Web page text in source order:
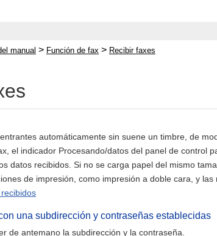
manual > Función de fax > Recibir faxes
automáticamente sin suene un timbre, de
el indicador Procesando/datos del panel de control
datos recibidos. Si no se carga papel del mismo
de impresión, como impresión a doble cara, y
una subdirección y contraseñas establecidas
de antemano la subdirección y la contraseña.